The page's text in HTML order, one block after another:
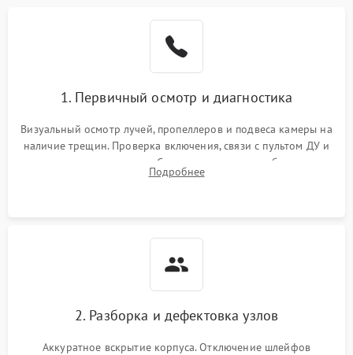
1. Первичный осмотр и диагностика
Визуальный осмотр лучей, пропеллеров и подвеса камеры на
наличие трещин. Проверка включения, связи с пультом ДУ и
передачи видеосигнала. Считывание логов ошибок через
полетное ПО для определения характера неисправности.
Подробнее
2. Разборка и дефектовка узлов
Аккуратное вскрытие корпуса. Отключение шлейфов